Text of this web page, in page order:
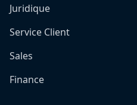
Juridique
Service Client
Sales
Finance